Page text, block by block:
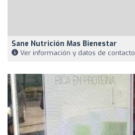
Sane Nutrición Mas Bienestar
Ver información y datos de contacto